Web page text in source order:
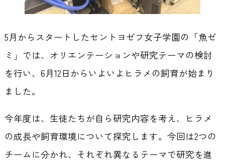
5月からスタートしたセントヨゼフ女子学園の「魚ゼ
ミ」では、オリエンテーションや研究テーマの検討
を行い、6月12日からいよいよヒラメの飼育が始まり
ました。
今年度は、生徒たちが自ら研究内容を考え、ヒラメ
の成長や飼育環境について探究します。今回は2つの
チームに分かれ、それぞれ異なるテーマで研究を進